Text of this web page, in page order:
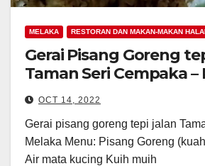
MELAKA RESTORAN DAN MAKAN-MAKAN
Gerai Pisang Goreng
Taman Seri Cempaka –
OCT 14, 2022
Gerai pisang goreng tepi jalan
Melaka Menu: Pisang Goreng
Air mata kucing Kuih muih